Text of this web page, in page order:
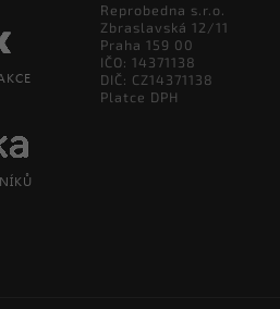
Reprobedna s.r.o.
Zbraslavská 12/11
Praha 159 00
IČO: 14371138
DIČ: CZ14371138
Platce DPH